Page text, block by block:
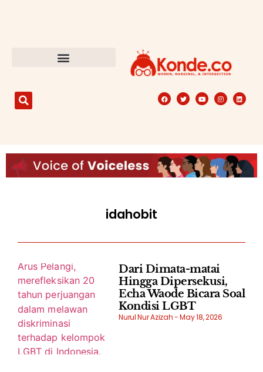
idahobit
Dari Dimata-matai
Hingga Dipersekusi,
Echa Waode Bicara Soal
Kondisi LGBT
Nurul Nur Azizah May 18, 2026